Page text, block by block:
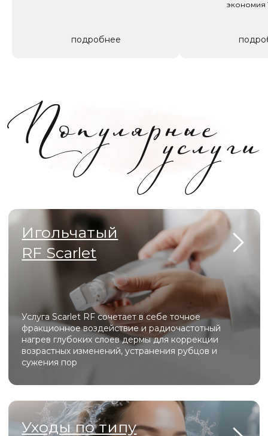
подробнее
экономия
ВСЕ УСЛУГИ
Процедура фотодинамической терапии, которая
избирательно удаляет поврежденные клетки,
запуская естественные механизмы омоложения
или решая такие проблемы, как акне,
пигментация
Фотодинамическая
терапия HELEO 4
Индивидуальные уходы Hydropeptide по типу
кожи представляют собой профессиональные
косметические программы, направленные на
Уходы по типу
кожи Hydropeptide
Услуга Scarlet RF сочетает в себе точное
фракционное воздействие и радиочастотный